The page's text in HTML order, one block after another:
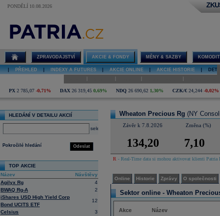
PONDĚLÍ 10.08.2026
Wheaton
Precious Rg
ZPRAVODAJSTVÍ AKCIE & FONDY MĚNY & SAZBY
PŘEHLED INDEXY A FUTURES AKCIE ONLINE AKCIE HISTORIE
PX 2 785,07 -0,71% DAX 26 319,45 0,69% NDQ 26 690,62 1,30% CZK/€ 24,244 -0,02%
HLEDÁNÍ V DETAILU AKCIÍ
select
Odeslat
Pokročilé hledání
TOP AKCIE
Název
Návštěvy
Agilyx Rg
4
BWAQ Rg-A
2
iShares USD High Yield Corp
Bond UCITS ETF
12
Celsius
3
Wheaton Precious Rg (NY
Závěr k 7.8.2026 Změna (%)
134,20 7,10
R - Real-Time data si mohou aktivovat klienti
Online Historie Zprávy O společnosti
Sektor online - Wheaton
Akce
Název